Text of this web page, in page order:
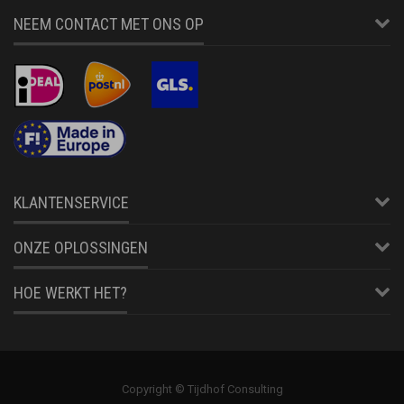
NEEM CONTACT MET ONS OP
KLANTENSERVICE
ONZE OPLOSSINGEN
HOE WERKT HET?
Copyright © Tijdhof Consulting